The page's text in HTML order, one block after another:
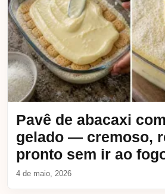
Pavê de abacaxi
gelado — cremoso,
pronto sem ir ao
4 de maio, 2026